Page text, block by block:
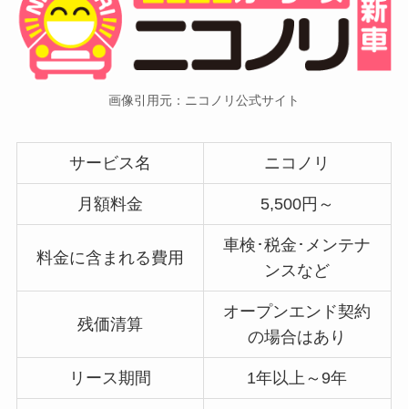
画像引用元：ニコノリ公式サイト
サービス名 ニコノリ
月額料金 5,500円～
料金に含まれる費用
車検･税金･メンテナ
ンスなど
残価清算
オープンエンド契約
の場合はあり
リース期間 1年以上～9年